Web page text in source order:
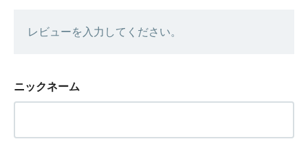
レビューを入力してください。
ニックネーム